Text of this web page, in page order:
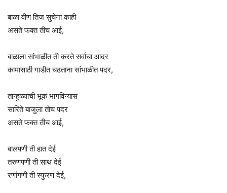
बाळा वीण तिज सुचेना काही
असते फक्त तीच आई,
बाळाला सांभाळीत ती करते सर्वांचा आदर
कामासाठी गाडीत चढताना सांभाळीत पदर,
तान्हुळ्याची भूक भागविन्यास
सारिते बाजुला तोच पदर
असते फक्त तीच आई,
बालपणी ती हात देई
तरुणपणी ती साथ देई
रणांगणी ती स्फुरण देई,